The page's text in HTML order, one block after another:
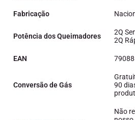
Fabricação
Potência dos Queimadores
2Q
2Q
EAN
Conversão de Gás
90
Não